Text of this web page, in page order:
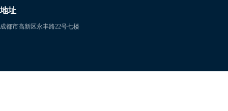
地址
成都市高新区永丰路22号七楼